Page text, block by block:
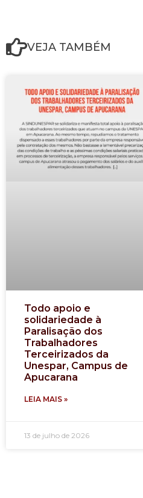
VEJA TAMBÉM
Todo apoio e
solidariedade à
Paralisação dos
Trabalhadores
Terceirizados da
Unespar, Campus de
Apucarana
LEIA MAIS »
13 de julho de 2026